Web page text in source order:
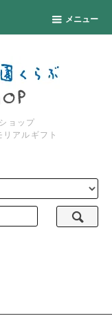
メニュー
ョップ
アルギフト